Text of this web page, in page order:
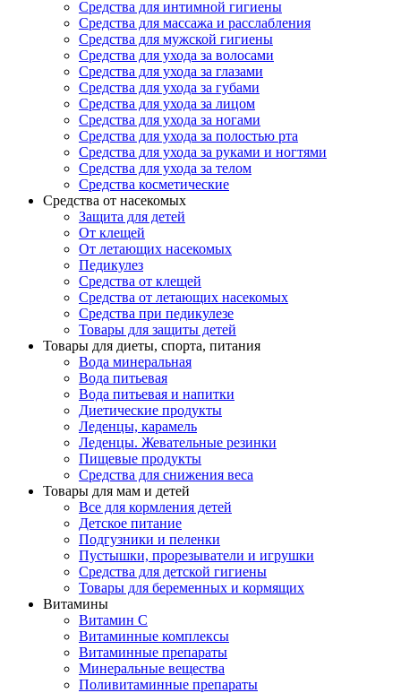
Средства для интимной гигиены
Средства для массажа и расслабления
Средства для мужской гигиены
Средства для ухода за волосами
Средства для ухода за глазами
Средства для ухода за губами
Средства для ухода за лицом
Средства для ухода за ногами
Средства для ухода за полостью рта
Средства для ухода за руками и ногтями
Средства для ухода за телом
Средства косметические
Средства от насекомых
Защита для детей
От клещей
От летающих насекомых
Педикулез
Средства от клещей
Средства от летающих насекомых
Средства при педикулезе
Товары для защиты детей
Товары для диеты, спорта, питания
Вода минеральная
Вода питьевая
Вода питьевая и напитки
Диетические продукты
Леденцы, карамель
Леденцы. Жевательные резинки
Пищевые продукты
Средства для снижения веса
Товары для мам и детей
Все для кормления детей
Детское питание
Подгузники и пеленки
Пустышки, прорезыватели и игрушки
Средства для детской гигиены
Товары для беременных и кормящих
Витамины
Витамин С
Витаминные комплексы
Витаминные препараты
Минеральные вещества
Поливитаминные препараты